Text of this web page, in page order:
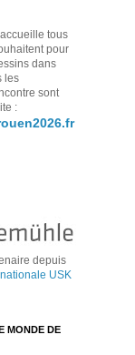
tous
pour
dans
les
sont
:
depuis
USK
MONDE DE